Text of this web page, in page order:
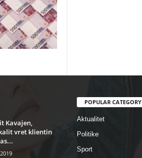
Kavajen,
vret klientin
POPULAR CATEGORY
Aktualitet
Politike
Sport